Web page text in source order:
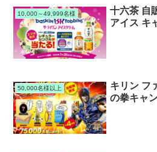
10,000～49,999名様
十六茶 自
アイス キ
50,000名様以上
キリン フ
の拳キャ